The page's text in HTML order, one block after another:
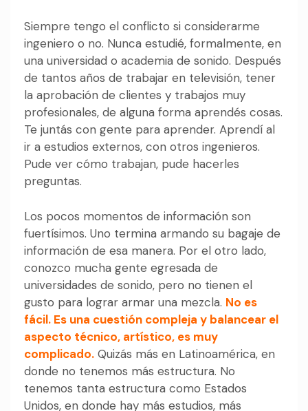
Siempre tengo el conflicto si considerarme
ingeniero o no. Nunca estudié, formalmente, en
una universidad o academia de sonido. Después
de tantos años de trabajar en televisión, tener
la aprobación de clientes y trabajos muy
profesionales, de alguna forma aprendés cosas.
Te juntás con gente para aprender. Aprendí al
ir a estudios externos, con otros ingenieros.
Pude ver cómo trabajan, pude hacerles
preguntas.
Los pocos momentos de información son
fuertísimos. Uno termina armando su bagaje de
información de esa manera. Por el otro lado,
conozco mucha gente egresada de
universidades de sonido, pero no tienen el
gusto para lograr armar una mezcla. No es
fácil. Es una cuestión compleja y balancear el
aspecto técnico, artístico, es muy
complicado. Quizás más en Latinoamérica, en
donde no tenemos más estructura. No
tenemos tanta estructura como Estados
Unidos, en donde hay más estudios, más